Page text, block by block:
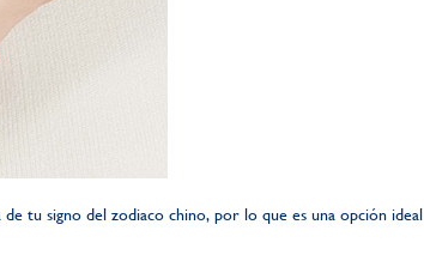
tu signo del zodiaco chino, por lo que es una opción ideal